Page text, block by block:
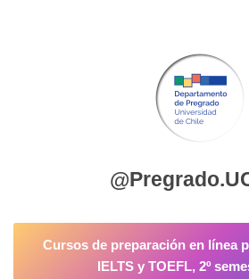
Cursos de preparación en línea
IELTS y TOEFL, 2º